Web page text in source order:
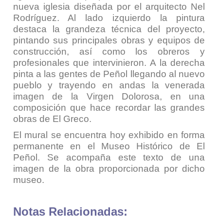
nueva iglesia diseñada por el arquitecto Nel
Rodríguez. Al lado izquierdo la pintura
destaca la grandeza técnica del proyecto,
pintando sus principales obras y equipos de
construcción, así como los obreros y
profesionales que intervinieron. A la derecha
pinta a las gentes de Peñol llegando al nuevo
pueblo y trayendo en andas la venerada
imagen de la Virgen Dolorosa, en una
composición que hace recordar las grandes
obras de El Greco.
El mural se encuentra hoy exhibido en forma
permanente en el Museo Histórico de El
Peñol. Se acompaña este texto de una
imagen de la obra proporcionada por dicho
museo.
Notas Relacionadas: